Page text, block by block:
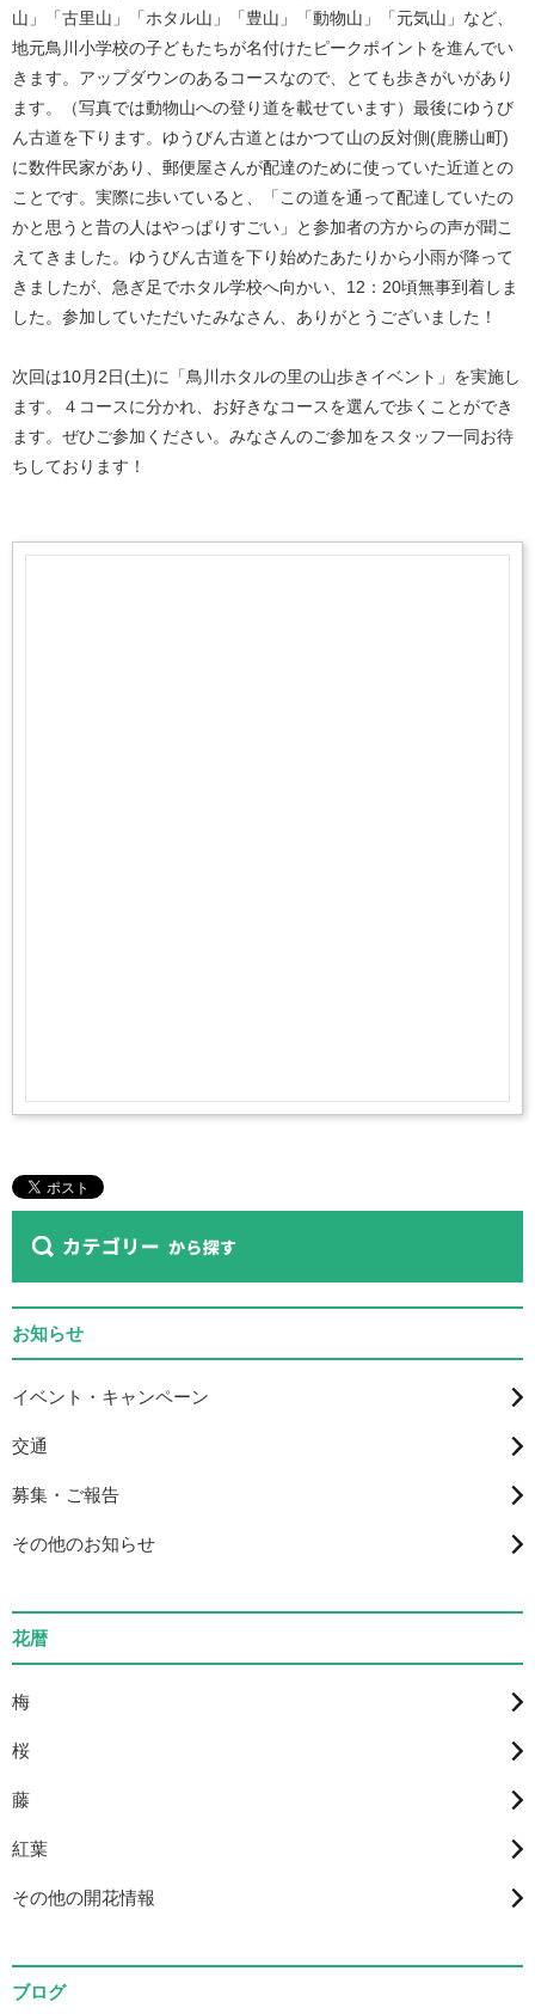
山」「古里山」「ホタル山」「豊山」「動物山」「元気山」など、
地元鳥川小学校の子どもたちが名付けたピークポイントを進んでい
きます。アップダウンのあるコースなので、とても歩きがいがあり
ます。（写真では動物山への登り道を載せています）最後にゆうび
ん古道を下ります。ゆうびん古道とはかつて山の反対側(鹿勝山町)
に数件民家があり、郵便屋さんが配達のために使っていた近道との
ことです。実際に歩いていると、「この道を通って配達していたの
かと思うと昔の人はやっぱりすごい」と参加者の方からの声が聞こ
えてきました。ゆうびん古道を下り始めたあたりから小雨が降って
きましたが、急ぎ足でホタル学校へ向かい、12：20頃無事到着しま
した。参加していただいたみなさん、ありがとうございました！
次回は10月2日(土)に「鳥川ホタルの里の山歩きイベント」を実施し
ます。４コースに分かれ、お好きなコースを選んで歩くことができ
ます。ぜひご参加ください。みなさんのご参加をスタッフ一同お待
ちしております！
お知らせ
イベント・キャンペーン
交通
募集・ご報告
その他のお知らせ
花暦
梅
桜
藤
紅葉
その他の開花情報
ブログ